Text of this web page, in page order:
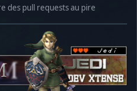
des pull requests au pire